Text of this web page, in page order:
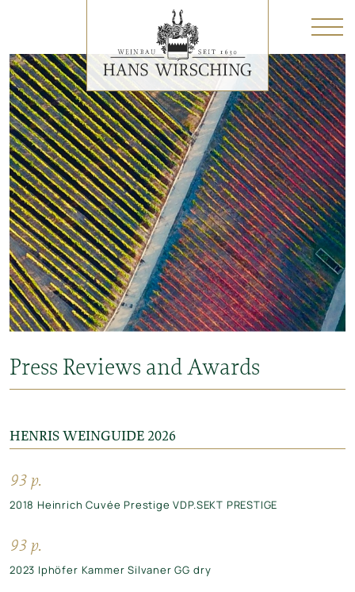
Press Reviews and Awards
HENRIS WEINGUIDE 2026
93 p.
2018 Heinrich Cuvée Prestige VDP.SEKT PRESTIGE
93 p.
2023 Iphöfer Kammer Silvaner GG dry